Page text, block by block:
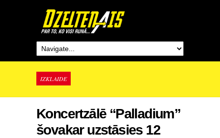
IZKLAIDE
Koncertzālē “Palladium”
šovakar uzstāsies 12